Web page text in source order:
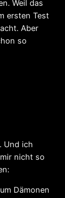
Weil das
ersten Test
Aber
so
Und ich
nicht so
Dämonen